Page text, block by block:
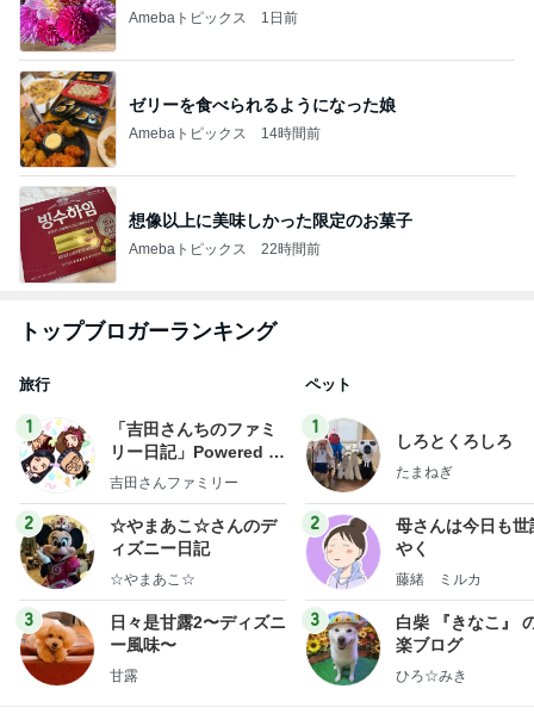
Amebaトピックス 1日前
ゼリーを食べられるようになった娘
Amebaトピックス 14時間前
想像以上に美味しかった限定のお菓子
Amebaトピックス 22時間前
トップブロガーランキング
旅行
1
「吉田さんちのファミ
リー日記」Powered b
y Ameba 吉田さんファ
ログ
吉田さんファミリー
2
☆やまあこ☆さんのデ
ィズニー日記
☆やまあこ☆
3
日々是甘露2〜ディズニ
ー風味〜
甘露
ペット
1
しろとくろしろ
たまねぎ
2
母さんは今日も世
やく
藤緒 ミルカ
3
白柴 『きなこ』
楽ブログ
ひろ☆みき